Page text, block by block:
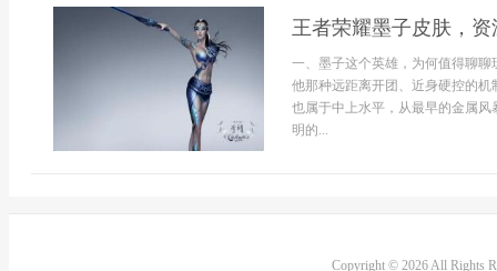
王者荣耀墨子皮肤，
一、墨子这个英雄，为何值得聊
他那种远距离开团、近身硬控的
也属于中上水平，从最早的金属
明的...
Copyright © 2026 All Rights